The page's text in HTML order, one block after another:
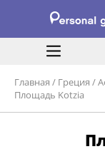
Главная / Греция /
Площадь Kotzia